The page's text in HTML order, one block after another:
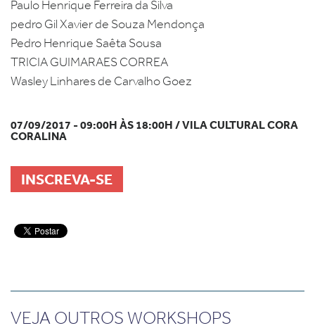
Paulo Henrique Ferreira da Silva
pedro Gil Xavier de Souza Mendonça
Pedro Henrique Saêta Sousa
TRICIA GUIMARAES CORREA
Wasley Linhares de Carvalho Goez
07/09/2017 - 09:00H ÀS 18:00H / VILA CULTURAL CORA
CORALINA
INSCREVA-SE
VEJA OUTROS WORKSHOPS